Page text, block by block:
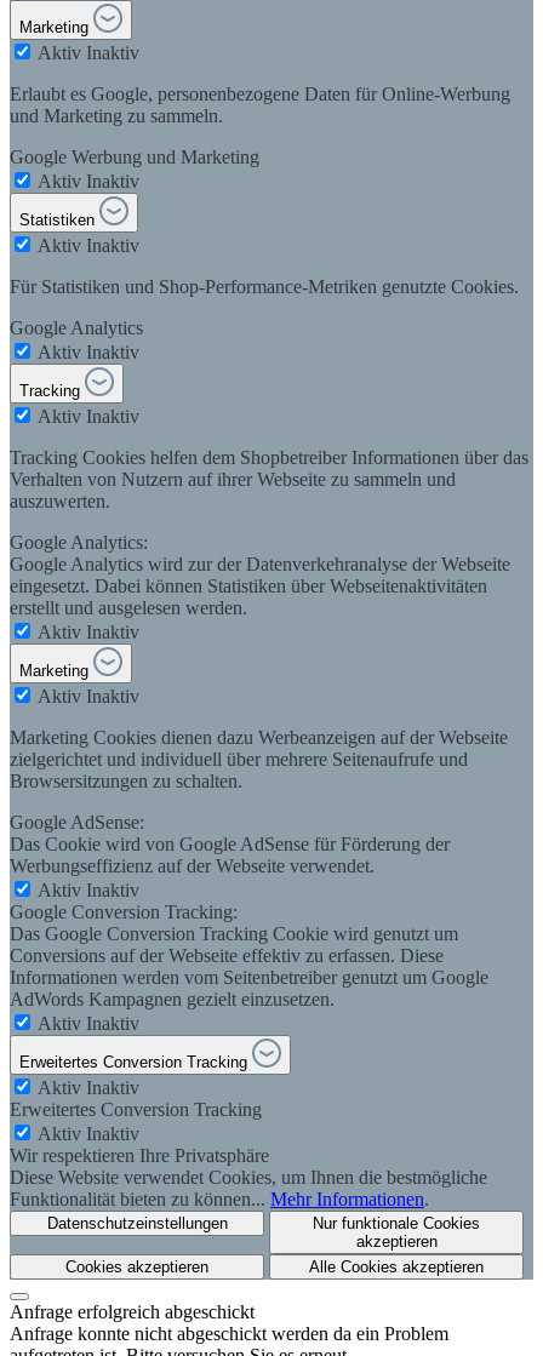
Marketing
Aktiv Inaktiv
Erlaubt es Google, personenbezogene Daten für Online-Werbung
und Marketing zu sammeln.
Google Werbung und Marketing
Aktiv Inaktiv
Statistiken
Aktiv Inaktiv
Für Statistiken und Shop-Performance-Metriken genutzte Cookies.
Google Analytics
Aktiv Inaktiv
Tracking
Aktiv Inaktiv
Tracking Cookies helfen dem Shopbetreiber Informationen über das
Verhalten von Nutzern auf ihrer Webseite zu sammeln und
auszuwerten.
Google Analytics:
Google Analytics wird zur der Datenverkehranalyse der Webseite
eingesetzt. Dabei können Statistiken über Webseitenaktivitäten
erstellt und ausgelesen werden.
Aktiv Inaktiv
Marketing
Aktiv Inaktiv
Marketing Cookies dienen dazu Werbeanzeigen auf der Webseite
zielgerichtet und individuell über mehrere Seitenaufrufe und
Browsersitzungen zu schalten.
Google AdSense:
Das Cookie wird von Google AdSense für Förderung der
Werbungseffizienz auf der Webseite verwendet.
Aktiv Inaktiv
Google Conversion Tracking:
Das Google Conversion Tracking Cookie wird genutzt um
Conversions auf der Webseite effektiv zu erfassen. Diese
Informationen werden vom Seitenbetreiber genutzt um Google
AdWords Kampagnen gezielt einzusetzen.
Aktiv Inaktiv
Erweitertes Conversion Tracking
Aktiv Inaktiv
Erweitertes Conversion Tracking
Aktiv Inaktiv
Wir respektieren Ihre Privatsphäre
Diese Website verwendet Cookies, um Ihnen die bestmögliche
Funktionalität bieten zu können... Mehr Informationen.
Datenschutzeinstellungen
Nur funktionale Cookies
akzeptieren
Cookies akzeptieren
Alle Cookies akzeptieren
Anfrage erfolgreich abgeschickt
Anfrage konnte nicht abgeschickt werden da ein Problem